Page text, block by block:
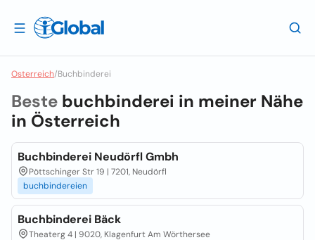
Osterreich/Buchbinderei
Beste buchbinderei in meiner Nähe
in Österreich
Buchbinderei Neudörfl Gmbh
Pöttschinger Str 19 | 7201, Neudörfl
buchbindereien
Buchbinderei Bäck
Theaterg 4 | 9020, Klagenfurt Am Wörthersee